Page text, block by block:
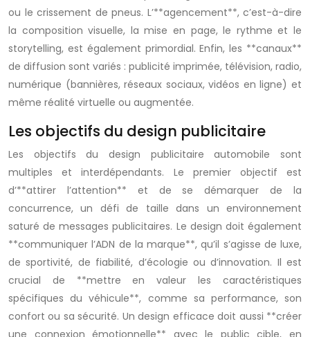
ou le crissement de pneus. L’**agencement**, c’est-à-dire
la composition visuelle, la mise en page, le rythme et le
storytelling, est également primordial. Enfin, les **canaux**
de diffusion sont variés : publicité imprimée, télévision, radio,
numérique (bannières, réseaux sociaux, vidéos en ligne) et
même réalité virtuelle ou augmentée.
Les objectifs du design publicitaire
Les objectifs du design publicitaire automobile sont
multiples et interdépendants. Le premier objectif est
d’**attirer l’attention** et de se démarquer de la
concurrence, un défi de taille dans un environnement
saturé de messages publicitaires. Le design doit également
**communiquer l’ADN de la marque**, qu’il s’agisse de luxe,
de sportivité, de fiabilité, d’écologie ou d’innovation. Il est
crucial de **mettre en valeur les caractéristiques
spécifiques du véhicule**, comme sa performance, son
confort ou sa sécurité. Un design efficace doit aussi **créer
une connexion émotionnelle** avec le public cible, en